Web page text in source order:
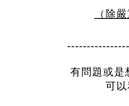
（除
有問題或是
可